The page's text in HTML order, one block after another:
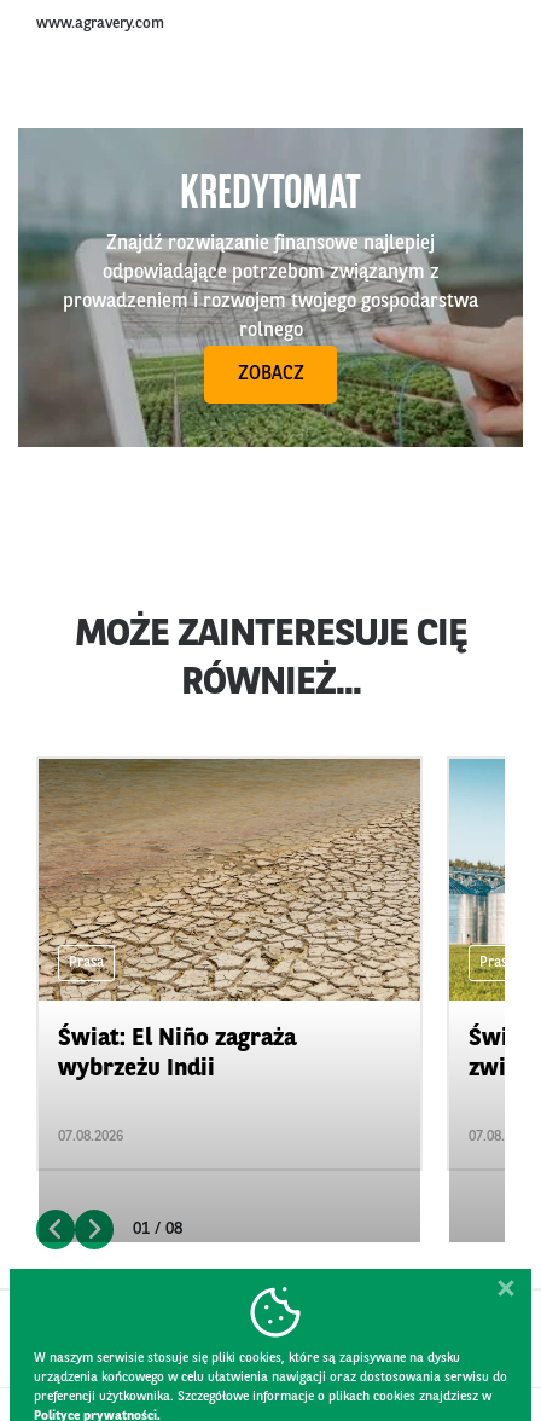
www.agravery.com
KREDYTOMAT
Znajdź rozwiązanie finansowe najlepiej
odpowiadające potrzebom związanym z
prowadzeniem i rozwojem twojego gospodarstwa
rolnego
ZOBACZ
MOŻE ZAINTERESUJE CIĘ
RÓWNIEŻ...
Prasa
Świat: El Niño zagraża
wybrzeżu Indii
07.08.2026
Prasa
07.08.2026
01 / 08
W naszym serwisie stosuje się pliki cookies, które są zapisywane na dysku
urządzenia końcowego w celu ułatwienia nawigacji oraz dostosowania serwisu do
preferencji użytkownika. Szczegółowe informacje o plikach cookies znajdziesz w
Polityce prywatności.